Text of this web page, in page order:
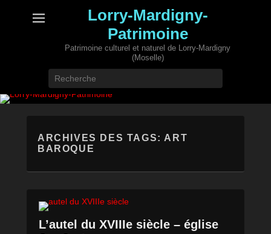
Lorry-Mardigny-
Patrimoine
Patrimoine culturel et naturel de Lorry-Mardigny
(Moselle)
ARCHIVES DES TAGS: ART
BAROQUE
L’autel du XVIIIe siècle – église